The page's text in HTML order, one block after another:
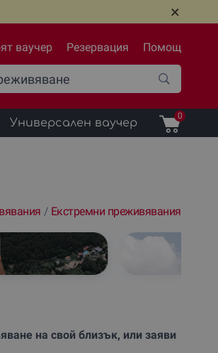
×
ваучер Резервация Помощ
Универсален ваучер
0
/ Екстремни преживявания
на свой близък, или заяви